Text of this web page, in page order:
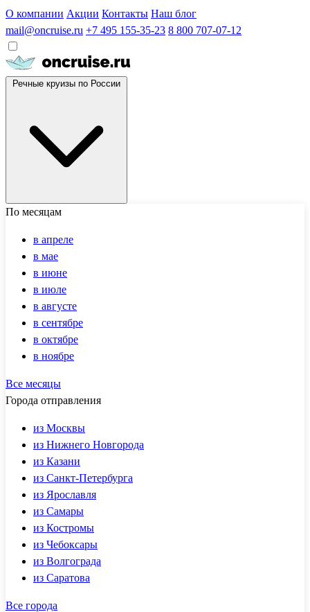
О компании Акции Контакты Наш блог
mail@oncruise.ru +7 495 155-35-23 8 800 707-07-12
По месяцам
в апреле
в мае
в июне
в июле
в августе
в сентябре
в октябре
в ноябре
Все месяцы
Города отправления
из Москвы
из Нижнего Новгорода
из Казани
из Санкт-Петербурга
из Ярославля
из Самары
из Костромы
из Чебоксары
из Волгограда
из Саратова
Все города